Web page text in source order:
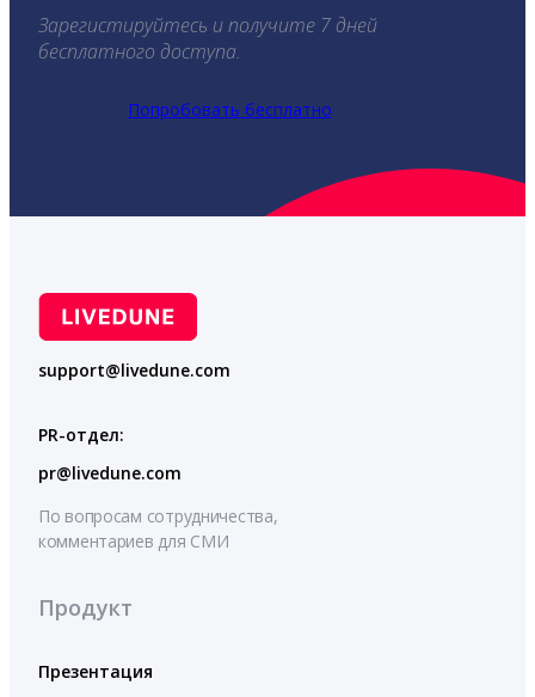
Зарегистируйтесь и получите 7 дней
бесплатного доступа.
Попробовать бесплатно
support@livedune.com
PR-отдел:
pr@livedune.com
По вопросам сотрудничества,
комментариев для СМИ
Продукт
Презентация